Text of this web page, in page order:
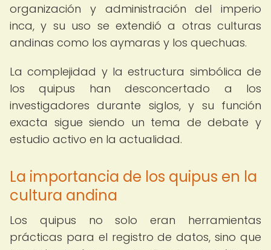
organización y administración del imperio
inca, y su uso se extendió a otras culturas
andinas como los aymaras y los quechuas.
La complejidad y la estructura simbólica de
los quipus han desconcertado a los
investigadores durante siglos, y su función
exacta sigue siendo un tema de debate y
estudio activo en la actualidad.
La importancia de los quipus en la
cultura andina
Los quipus no solo eran herramientas
prácticas para el registro de datos, sino que